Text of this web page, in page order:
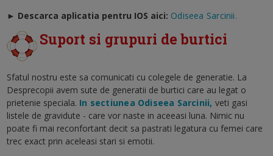
► Descarca aplicatia pentru IOS aici: Odiseea Sarcinii.
Suport si grupuri de burtici
Sfatul nostru este sa comunicati cu colegele de generatie. La
Desprecopii avem sute de generatii de burtici care au legat o
prietenie speciala. In sectiunea Odiseea Sarcinii, veti gasi
listele de gravidute - care vor naste in aceeasi luna. Nimic nu
poate fi mai reconfortant decit sa pastrati legatura cu femei care
trec exact prin aceleasi stari si emotii.